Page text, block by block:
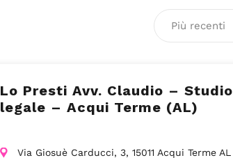
Più recenti
Lo Presti Avv. Claudio – Studio
legale – Acqui Terme (AL)
Via Giosuè Carducci, 3, 15011 Acqui Terme AL